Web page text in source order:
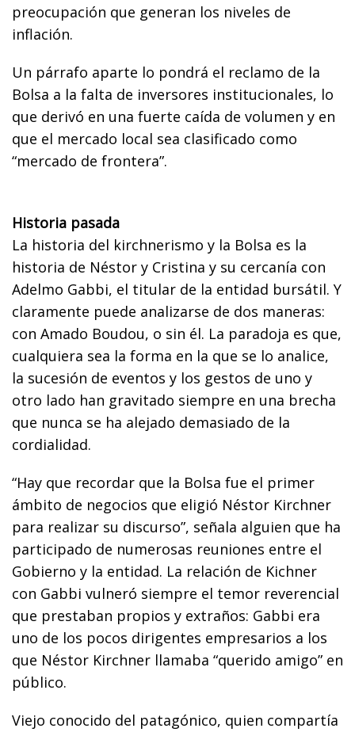
preocupación que generan los niveles de
inflación.
Un párrafo aparte lo pondrá el reclamo de la
Bolsa a la falta de inversores institucionales, lo
que derivó en una fuerte caída de volumen y en
que el mercado local sea clasificado como
“mercado de frontera”.
Historia pasada
La historia del kirchnerismo y la Bolsa es la
historia de Néstor y Cristina y su cercanía con
Adelmo Gabbi, el titular de la entidad bursátil. Y
claramente puede analizarse de dos maneras:
con Amado Boudou, o sin él. La paradoja es que,
cualquiera sea la forma en la que se lo analice,
la sucesión de eventos y los gestos de uno y
otro lado han gravitado siempre en una brecha
que nunca se ha alejado demasiado de la
cordialidad.
“Hay que recordar que la Bolsa fue el primer
ámbito de negocios que eligió Néstor Kirchner
para realizar su discurso”, señala alguien que ha
participado de numerosas reuniones entre el
Gobierno y la entidad. La relación de Kichner
con Gabbi vulneró siempre el temor reverencial
que prestaban propios y extraños: Gabbi era
uno de los pocos dirigentes empresarios a los
que Néstor Kirchner llamaba “querido amigo” en
público.
Viejo conocido del patagónico, quien compartía